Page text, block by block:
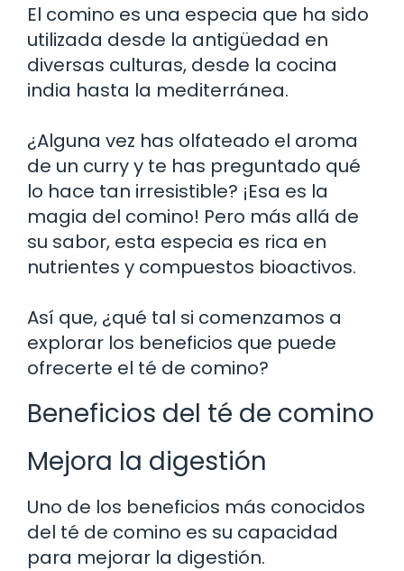
El comino es una especia que ha sido
utilizada desde la antigüedad en
diversas culturas, desde la cocina
india hasta la mediterránea.
¿Alguna vez has olfateado el aroma
de un curry y te has preguntado qué
lo hace tan irresistible? ¡Esa es la
magia del comino! Pero más allá de
su sabor, esta especia es rica en
nutrientes y compuestos bioactivos.
Así que, ¿qué tal si comenzamos a
explorar los beneficios que puede
ofrecerte el té de comino?
Beneficios del té de comino
Mejora la digestión
Uno de los beneficios más conocidos
del té de comino es su capacidad
para mejorar la digestión.